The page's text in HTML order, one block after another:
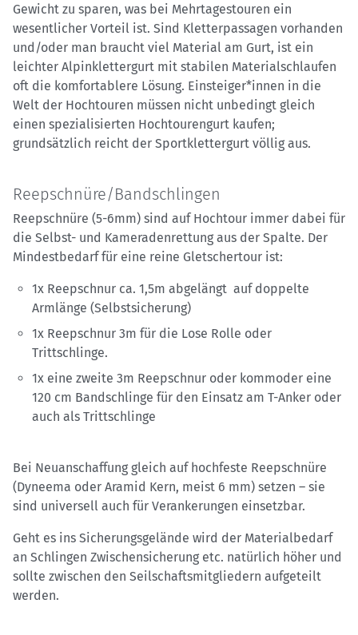
Gewicht zu sparen, was bei Mehrtagestouren ein
wesentlicher Vorteil ist. Sind Kletterpassagen vorhanden
und/oder man braucht viel Material am Gurt, ist ein
leichter Alpinklettergurt mit stabilen Materialschlaufen
oft die komfortablere Lösung. Einsteiger*innen in die
Welt der Hochtouren müssen nicht unbedingt gleich
einen spezialisierten Hochtourengurt kaufen;
grundsätzlich reicht der Sportklettergurt völlig aus.
Reepschnüre/Bandschlingen
Reepschnüre (5-6mm) sind auf Hochtour immer dabei für
die Selbst- und Kameradenrettung aus der Spalte. Der
Mindestbedarf für eine reine Gletschertour ist:
1x Reepschnur ca. 1,5m abgelängt auf doppelte
Armlänge (Selbstsicherung)
1x Reepschnur 3m für die Lose Rolle oder
Trittschlinge.
1x eine zweite 3m Reepschnur oder kommoder eine
120 cm Bandschlinge für den Einsatz am T-Anker oder
auch als Trittschlinge
Bei Neuanschaffung gleich auf hochfeste Reepschnüre
(Dyneema oder Aramid Kern, meist 6 mm) setzen – sie
sind universell auch für Verankerungen einsetzbar.
Geht es ins Sicherungsgelände wird der Materialbedarf
an Schlingen Zwischensicherung etc. natürlich höher und
sollte zwischen den Seilschaftsmitgliedern aufgeteilt
werden.